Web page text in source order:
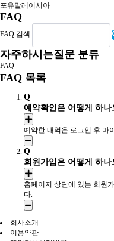
포유말레이시아
FAQ
FAQ 검색
자주하시는질문 분류
FAQ
FAQ 목록
Q
예약확인은 어떻게 하나
예약한 내역은 로그인 후 마
Q
회원가입은 어떻게 하나
홈페이지 상단에 있는 회원
다.
회사소개
이용약관